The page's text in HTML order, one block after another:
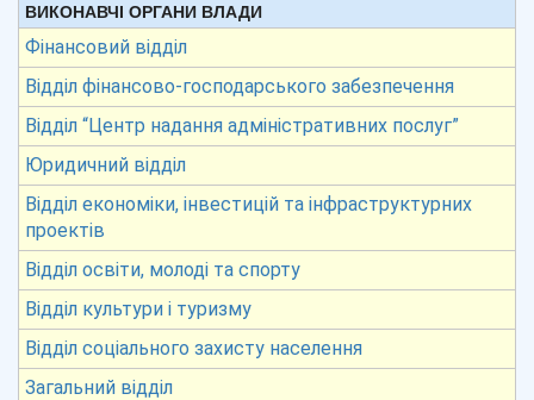
ВИКОНАВЧІ ОРГАНИ ВЛАДИ
Фінансовий відділ
Відділ фінансово-господарського забезпечення
Відділ “Центр надання адміністративних послуг”
Юридичний відділ
Відділ економіки, інвестицій та інфраструктурних
проектів
Відділ освіти, молоді та спорту
Відділ культури і туризму
Відділ соціального захисту населення
Загальний відділ